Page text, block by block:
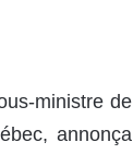
ministre de
annonça